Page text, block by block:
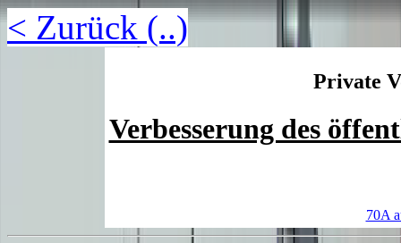
< Zurück (..)
Private
Verbesserung des
70A